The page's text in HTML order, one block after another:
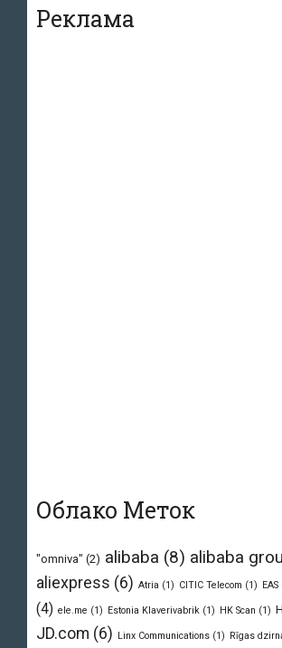
Реклама
Облако Меток
"omniva" (2) alibaba (8) alibaba
aliexpress (6) Atria (1) CITIC Telecom (1) EAS
(4) ele.me (1) Estonia Klaverivabrik (1) HK Scan (1)
JD.com (6) Linx Communications (1) Rīgas